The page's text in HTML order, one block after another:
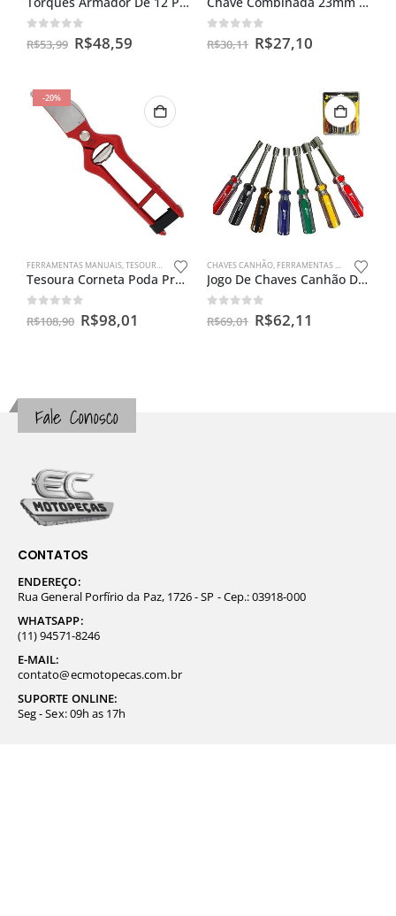
out of 5
R$53,99 R$48,59 out of 5
R$30,11 R$27,10
-20%
FERRAMENTAS MANUAIS,TESOURA PODA
Tesoura Corneta Poda Profissional 230mm 9” Original 244
out of 5
R$108,90 R$98,01
CHAVES CANHÃO, FERRAMENTAS MANUAIS
Jogo De Chaves Canhão De 5 A 13mm Com 07 Peças
out of 5
R$69,01 R$62,11
Fale Conosco
CONTATOS
ENDEREÇO:
Rua General Porfírio da Paz, 1726 - SP - Cep.: 03918-000
WHATSAPP:
(11) 94571-8246
E-MAIL:
contato@ecmotopecas.com.br
SUPORTE ONLINE:
Seg - Sex: 09h as 17h